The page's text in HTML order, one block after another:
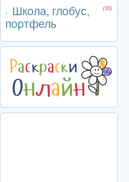
Школа, глобус,
портфель
(35)